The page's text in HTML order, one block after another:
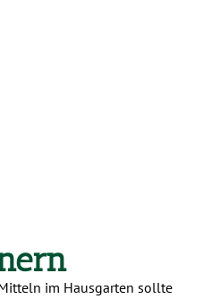
im Hausgarten sollte